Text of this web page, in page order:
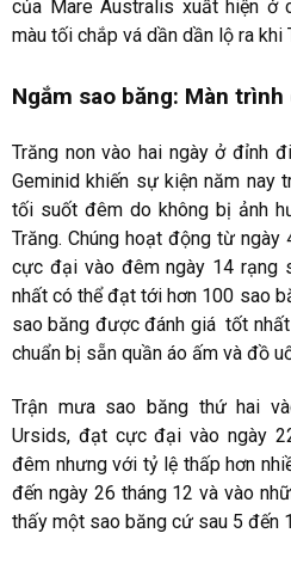
của Mare Australis xuất hiện ở
màu tối chắp vá dần dần lộ ra khi
Ngắm sao băng: Màn
Trăng non vào hai ngày ở đỉnh
Geminid khiến sự kiện năm nay
tối suốt đêm do không bị ảnh
Trăng. Chúng hoạt động từ
cực đại vào đêm ngày 14 rạng
nhất có thể đạt tới hơn 100 sao
sao băng được đánh giá tốt
chuẩn bị sẵn quần áo ấm và đồ
Trận mưa sao băng thứ hai
Ursids, đạt cực đại vào ngày
đêm nhưng với tỷ lệ thấp hơn
đến ngày 26 tháng 12 và vào
thấy một sao băng cứ sau 5 đến